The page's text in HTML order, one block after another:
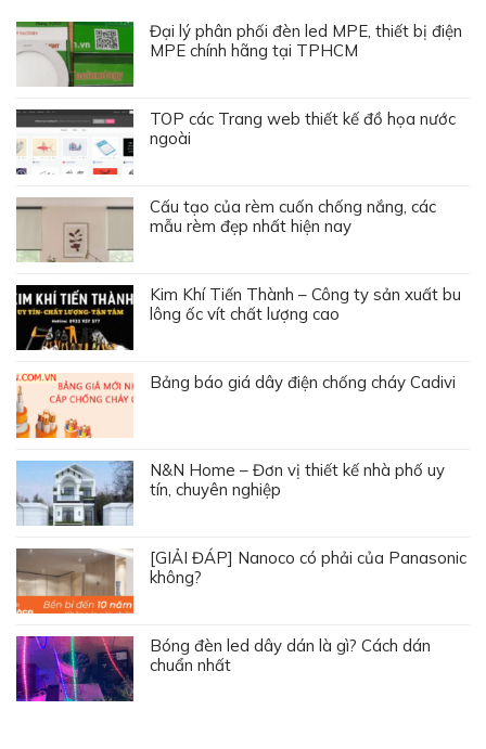
Đại lý phân phối đèn led MPE, thiết bị điện
MPE chính hãng tại TPHCM
TOP các Trang web thiết kế đồ họa nước
ngoài
Cấu tạo của rèm cuốn chống nắng, các
mẫu rèm đẹp nhất hiện nay
Kim Khí Tiến Thành – Công ty sản xuất bu
lông ốc vít chất lượng cao
Bảng báo giá dây điện chống cháy Cadivi
N&N Home – Đơn vị thiết kế nhà phố uy
tín, chuyên nghiệp
[GIẢI ĐÁP] Nanoco có phải của Panasonic
không?
Bóng đèn led dây dán là gì? Cách dán
chuẩn nhất